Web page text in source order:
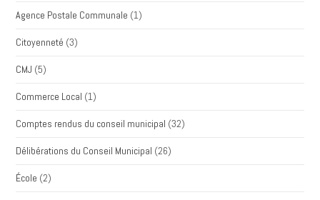
Agence Postale Communale (1)
Citoyenneté (3)
CMJ (5)
Commerce Local (1)
Comptes rendus du conseil municipal (32)
Délibérations du Conseil Municipal (26)
École (2)